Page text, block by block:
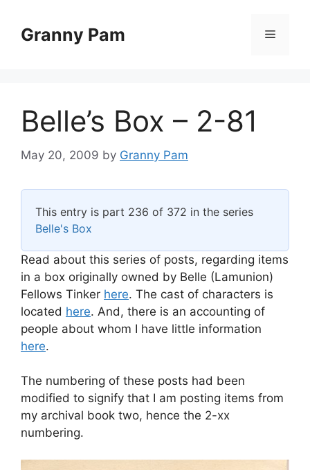
contentGranny Pam Menu
Belle’s Box – 2-81
May 20, 2009 by Granny Pam
This entry is part 236 of 372 in the series
Belle's Box
Read about this series of posts, regarding items
in a box originally owned by Belle (Lamunion)
Fellows Tinker here. The cast of characters is
located here. And, there is an accounting of
people about whom I have little information
here.
The numbering of these posts had been
modified to signify that I am posting items from
my archival book two, hence the 2-xx
numbering.